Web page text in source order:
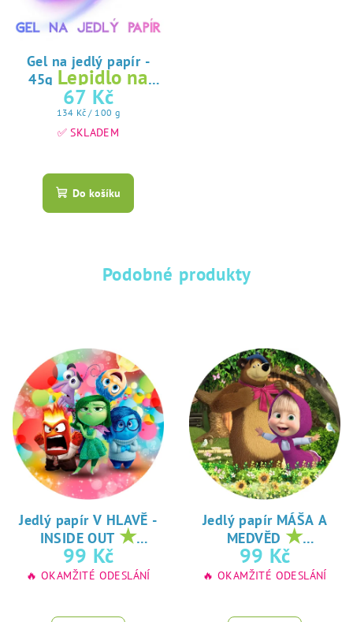
Gel na jedlý papír -
45g Lepidlo na
jedlý papír
67 Kč
Měrná
cena:
134 Kč / 100 g
✅ SKLADEM
hodnocení
produktu
hvězdiček.
Do košíku
Podobné produkty
Jedlý papír V HLAVĚ -
INSIDE OUT ★
oblíbený tisk na
jedlý papír
99 Kč
🔥 OKAMŽITÉ ODESLÁNÍ
Jedlý papír MÁŠA A
MEDVĚD ★
oblíbený tisk na
jedlý papír
99 Kč
🔥 OKAMŽITÉ ODESLÁNÍ